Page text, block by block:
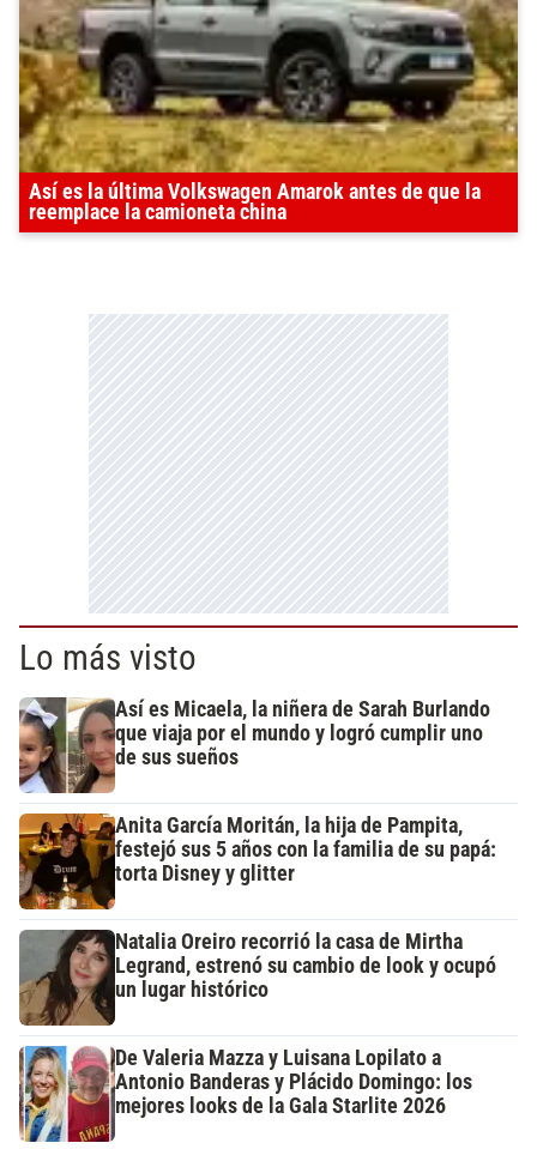
Así es la última Volkswagen Amarok antes de que la
reemplace la camioneta china
Lo más visto
Así es Micaela, la niñera de Sarah Burlando
que viaja por el mundo y logró cumplir uno
de sus sueños
Anita García Moritán, la hija de Pampita,
festejó sus 5 años con la familia de su papá:
torta Disney y glitter
Natalia Oreiro recorrió la casa de Mirtha
Legrand, estrenó su cambio de look y ocupó
un lugar histórico
De Valeria Mazza y Luisana Lopilato a
Antonio Banderas y Plácido Domingo: los
mejores looks de la Gala Starlite 2026